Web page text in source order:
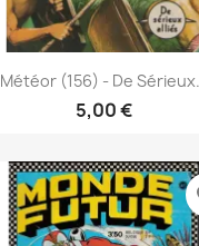
Pikakatselu
Météor (156) - De
5,00 €